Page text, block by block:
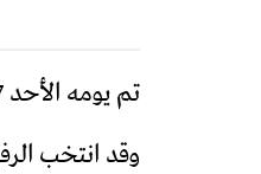
تم يومه الأحد 07 فبراير 2021 تجديد الكتابة المحلية للنهج الديمقراطي بفرع اشتوكا أيت بها.
وقد انتخب